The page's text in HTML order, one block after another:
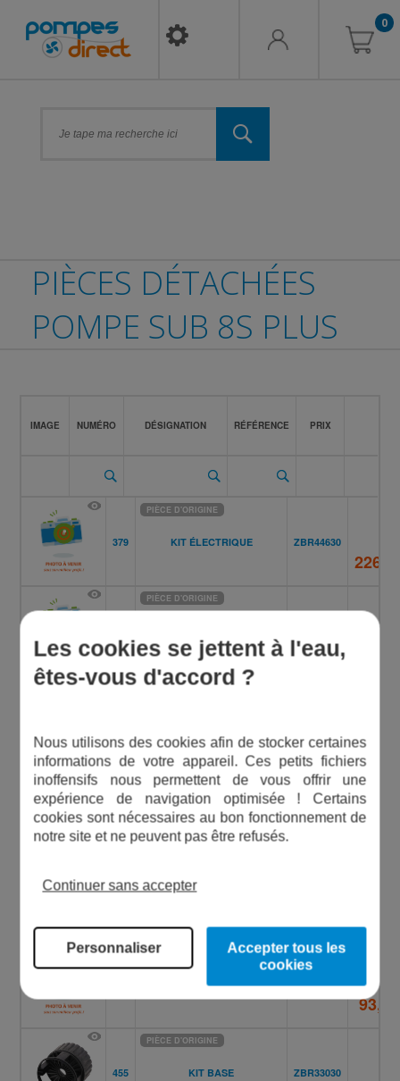
0
PIÈCES DÉTACHÉES
POMPE SUB 8S PLUS
IMAGE NUMÉRO DÉSIGNATION RÉFÉRENCE PRIX
379 KIT ÉLECTRIQUE
PIÈCE D'ORIGINE
ZBR44630
PIÈCE D'ORIGINE
PIÈCE D'ORIGINE
78,00
325
FILTRATION COMPLÈTE
(1X120 - 4X4)
PIÈCE D'ORIGINE
ZBR33100
437 KIT ANNEAU DE GUIDAGE
KIT ARBRE + ROTOR
PIÈCE D'ORIGINE
ZBR44980
93,60
455 KIT BASE
PIÈCE D'ORIGINE
ZBR33030
Les cookies se jettent à l'eau,
êtes-vous d'accord ?
Nous utilisons des cookies afin de stocker certaines
informations de votre appareil. Ces petits fichiers
inoffensifs nous permettent de vous offrir une
expérience de navigation optimisée ! Certains
cookies sont nécessaires au bon fonctionnement de
notre site et ne peuvent pas être refusés.
Continuer sans accepter
Personnaliser
Accepter tous les
cookies